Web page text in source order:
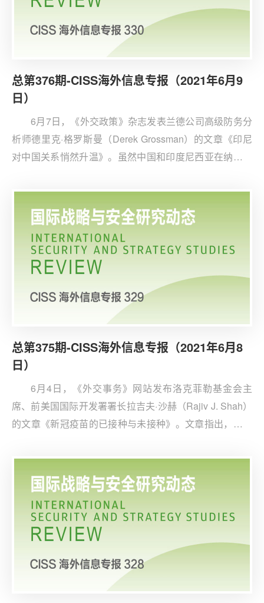
总第376期-CISS海外信息专报（2021年6月9
日）
6月7日，《外交政策》杂志发表兰德公司高级防务分
析师德里克·格罗斯曼（Derek Grossman）的文章《印尼
对中国关系悄然升温》。虽然中国和印度尼西亚在纳土纳
关系迅速升温，主要因为中国对印尼的疫苗和其他医疗资
源援助发挥极大的缓和作用。
总第375期-CISS海外信息专报（2021年6月8
日）
6月4日，《外交事务》网站发布洛克菲勒基金会主
席、前美国国际开发署署长拉吉夫·沙赫（Rajiv J. Shah）
的文章《新冠疫苗的已接种与未接种》。文章指出，疫苗
益平稳，但仍有更多国家与地区尚未接种新冠疫苗，全球
在疫苗获得方面的严重不平等问题仍然严峻。